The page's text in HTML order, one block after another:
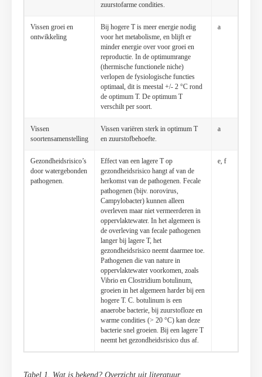
zuurstofarme condities.
Vissen groei en
ontwikkeling
Bij hogere T is meer energie nodig
voor het metabolisme, en blijft er
minder energie over voor groei en
reproductie. In de optimumrange
(thermische functionele niche)
verlopen de fysiologische functies
optimaal, dit is meestal +/- 2 °C rond
de optimum T. De optimum T
verschilt per soort.
a
Vissen
soortensamenstelling
Vissen variëren sterk in optimum T
en zuurstofbehoefte.
a
Gezondheidsrisico’s
door watergebonden
pathogenen.
Effect van een lagere T op
gezondheidsrisico hangt af van de
herkomst van de pathogenen. Fecale
pathogenen (bijv. norovirus,
Campylobacter) kunnen alleen
overleven maar niet vermeerderen in
oppervlaktewater. In het algemeen is
de overleving van fecale pathogenen
langer bij lagere T, het
gezondheidsrisico neemt daarmee toe.
Pathogenen die van nature in
oppervlaktewater voorkomen, zoals
Vibrio en Clostridium botulinum,
groeien in het algemeen harder bij een
hogere T. C. botulinum is een
anaerobe bacterie, bij zuurstofloze en
warme condities (> 20 °C) kan deze
bacterie snel groeien. Bij een lagere T
neemt het gezondheidsrisico dus af.
e, f
Tabel 1. Wat is bekend? Overzicht uit literatuur